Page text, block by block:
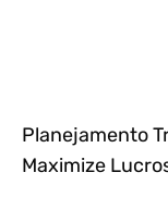
Planejamento
Maximize